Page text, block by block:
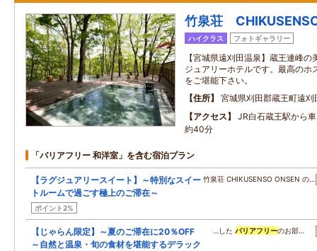
竹泉荘
ハイクラス フォトギャラリー
【宮城県遠刈田温泉】蔵王連峰
ジュアリーホテルです。最高のホ
をご堪能下さい。
住所
宮城県刈田郡蔵王町遠
アクセス
JR白石蔵王駅から
約40分
「バリアフリー 和洋室」を含む宿泊プラン
【ラグジュアリースイート】～特別なスイー
トルームで過ごす極上のご滞在～
ポイント2%
竹泉荘 CHIKUSENSO ONSEN の…
【じゃらん限定】～夏のご滞在に20％OFF
～自然と温泉・旬の食材を堪能するデラック
…したバリアフリーのお部…